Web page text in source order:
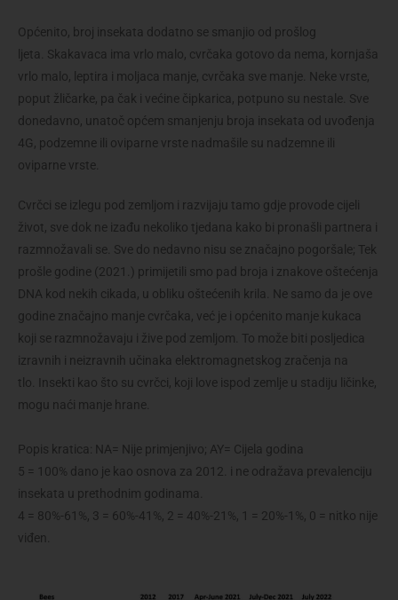
Općenito, broj insekata dodatno se smanjio od prošlog
ljeta. Skakavaca ima vrlo malo, cvrčaka gotovo da nema, kornjaša
vrlo malo, leptira i moljaca manje, cvrčaka sve manje. Neke vrste,
poput žličarke, pa čak i većine čipkarica, potpuno su nestale. Sve
donedavno, unatoč općem smanjenju broja insekata od uvođenja
4G, podzemne ili oviparne vrste nadmašile su nadzemne ili
oviparne vrste.
Cvrčci se izlegu pod zemljom i razvijaju tamo gdje provode cijeli
život, sve dok ne izađu nekoliko tjedana kako bi pronašli partnera i
razmnožavali se. Sve do nedavno nisu se značajno pogoršale; Tek
prošle godine (2021.) primijetili smo pad broja i znakove oštećenja
DNA kod nekih cikada, u obliku oštećenih krila. Ne samo da je ove
godine značajno manje cvrčaka, već je i općenito manje kukaca
koji se razmnožavaju i žive pod zemljom. To može biti posljedica
izravnih i neizravnih učinaka elektromagnetskog zračenja na
tlo. Insekti kao što su cvrčci, koji love ispod zemlje u stadiju ličinke,
mogu naći manje hrane.
Popis kratica: NA= Nije primjenjivo; AY= Cijela godina
5 = 100% dano je kao osnova za 2012. i ne odražava prevalenciju
insekata u prethodnim godinama.
4 = 80%-61%, 3 = 60%-41%, 2 = 40%-21%, 1 = 20%-1%, 0 = nitko nije
viđen.